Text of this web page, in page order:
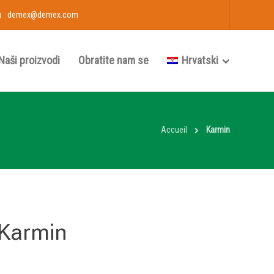
demex@demex.com
proizvodi Obratite nam se Hrvatski
Accueil Karmin